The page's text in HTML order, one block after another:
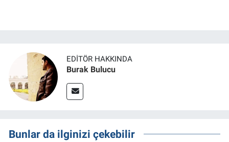
EDITÖR HAKKINDA
Burak Bulucu
Bunlar da ilginizi çekebilir